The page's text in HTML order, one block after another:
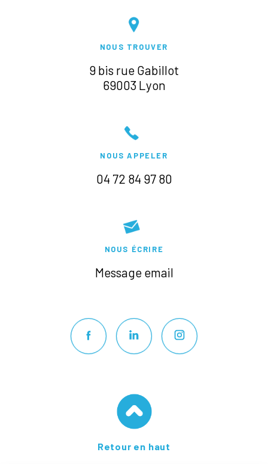
NOUS TROUVER
9 bis rue Gabillot
69003 Lyon
NOUS APPELER
04 72 84 97 80
NOUS ÉCRIRE
Message email
Retour en haut